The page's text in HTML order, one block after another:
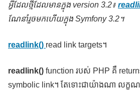
អ្វីដែលថ្មីដែលមានក្នុង version 3.2៖
ណែនាំរួចមកហើយក្នុង Symfony 3.2។
readlink() read link targets។
readlink() function របស់ PHP គឺ
symbolic link។ តែទោះជាយ៉ាងណា លក្ខណ